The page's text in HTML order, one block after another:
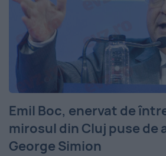
Emil Boc, enervat de
mirosul din Cluj puse de
George Simion